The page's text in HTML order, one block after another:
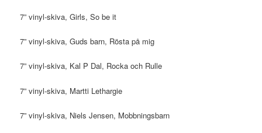
7” vinyl-skiva, Girls, So be it
7” vinyl-skiva, Guds barn, Rösta på mig
7” vinyl-skiva, Kal P Dal, Rocka och Rulle
7” vinyl-skiva, Martti Lethargie
7” vinyl-skiva, Niels Jensen, Mobbningsbarn